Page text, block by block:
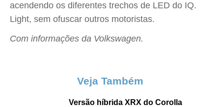
acendendo os diferentes trechos de LED do IQ.
Light, sem ofuscar outros motoristas.
Com informações da Volkswagen.
Veja Também
Versão híbrida XRX do Corolla